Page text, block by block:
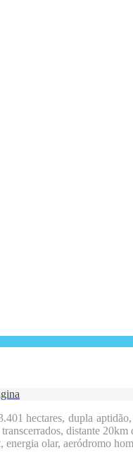
hectares, dupla
distante
olar, aeródromo